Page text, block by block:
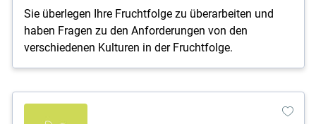
Sie überlegen Ihre Fruchtfolge zu überarbeiten und
haben Fragen zu den Anforderungen von den
verschiedenen Kulturen in der Fruchtfolge.